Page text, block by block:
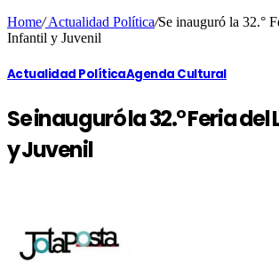
Home/Actualidad Política/Se inauguró la 32.°
Infantil y Juvenil
Actualidad PolíticaAgenda Cultural
Se inauguró la 32.° Feria
y Juvenil